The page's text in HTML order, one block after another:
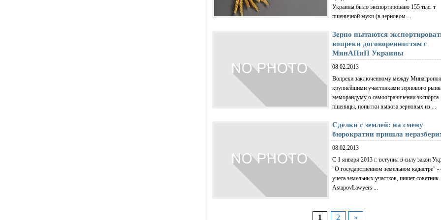
Украины было экспортировано 155 тыс. т
пшеничной муки (в зерновом ...
Зерно пытаются
вопреки договоренностям с
МинАПиП Украины
08.02.2013
Вопреки заключенному между
крупнейшими участниками зернового
меморандуму о самоограничении экспорта
пшеницы, попытки вывоза зерновых из ...
Сделки с землей: на смену
бюрократии пришла
08.02.2013
С 1 января 2013 г. вступил в силу закон
"О государственном земельном кадастре" -
учета земельных участков, пишет советник
AstapovLawyers ...
1 2 »